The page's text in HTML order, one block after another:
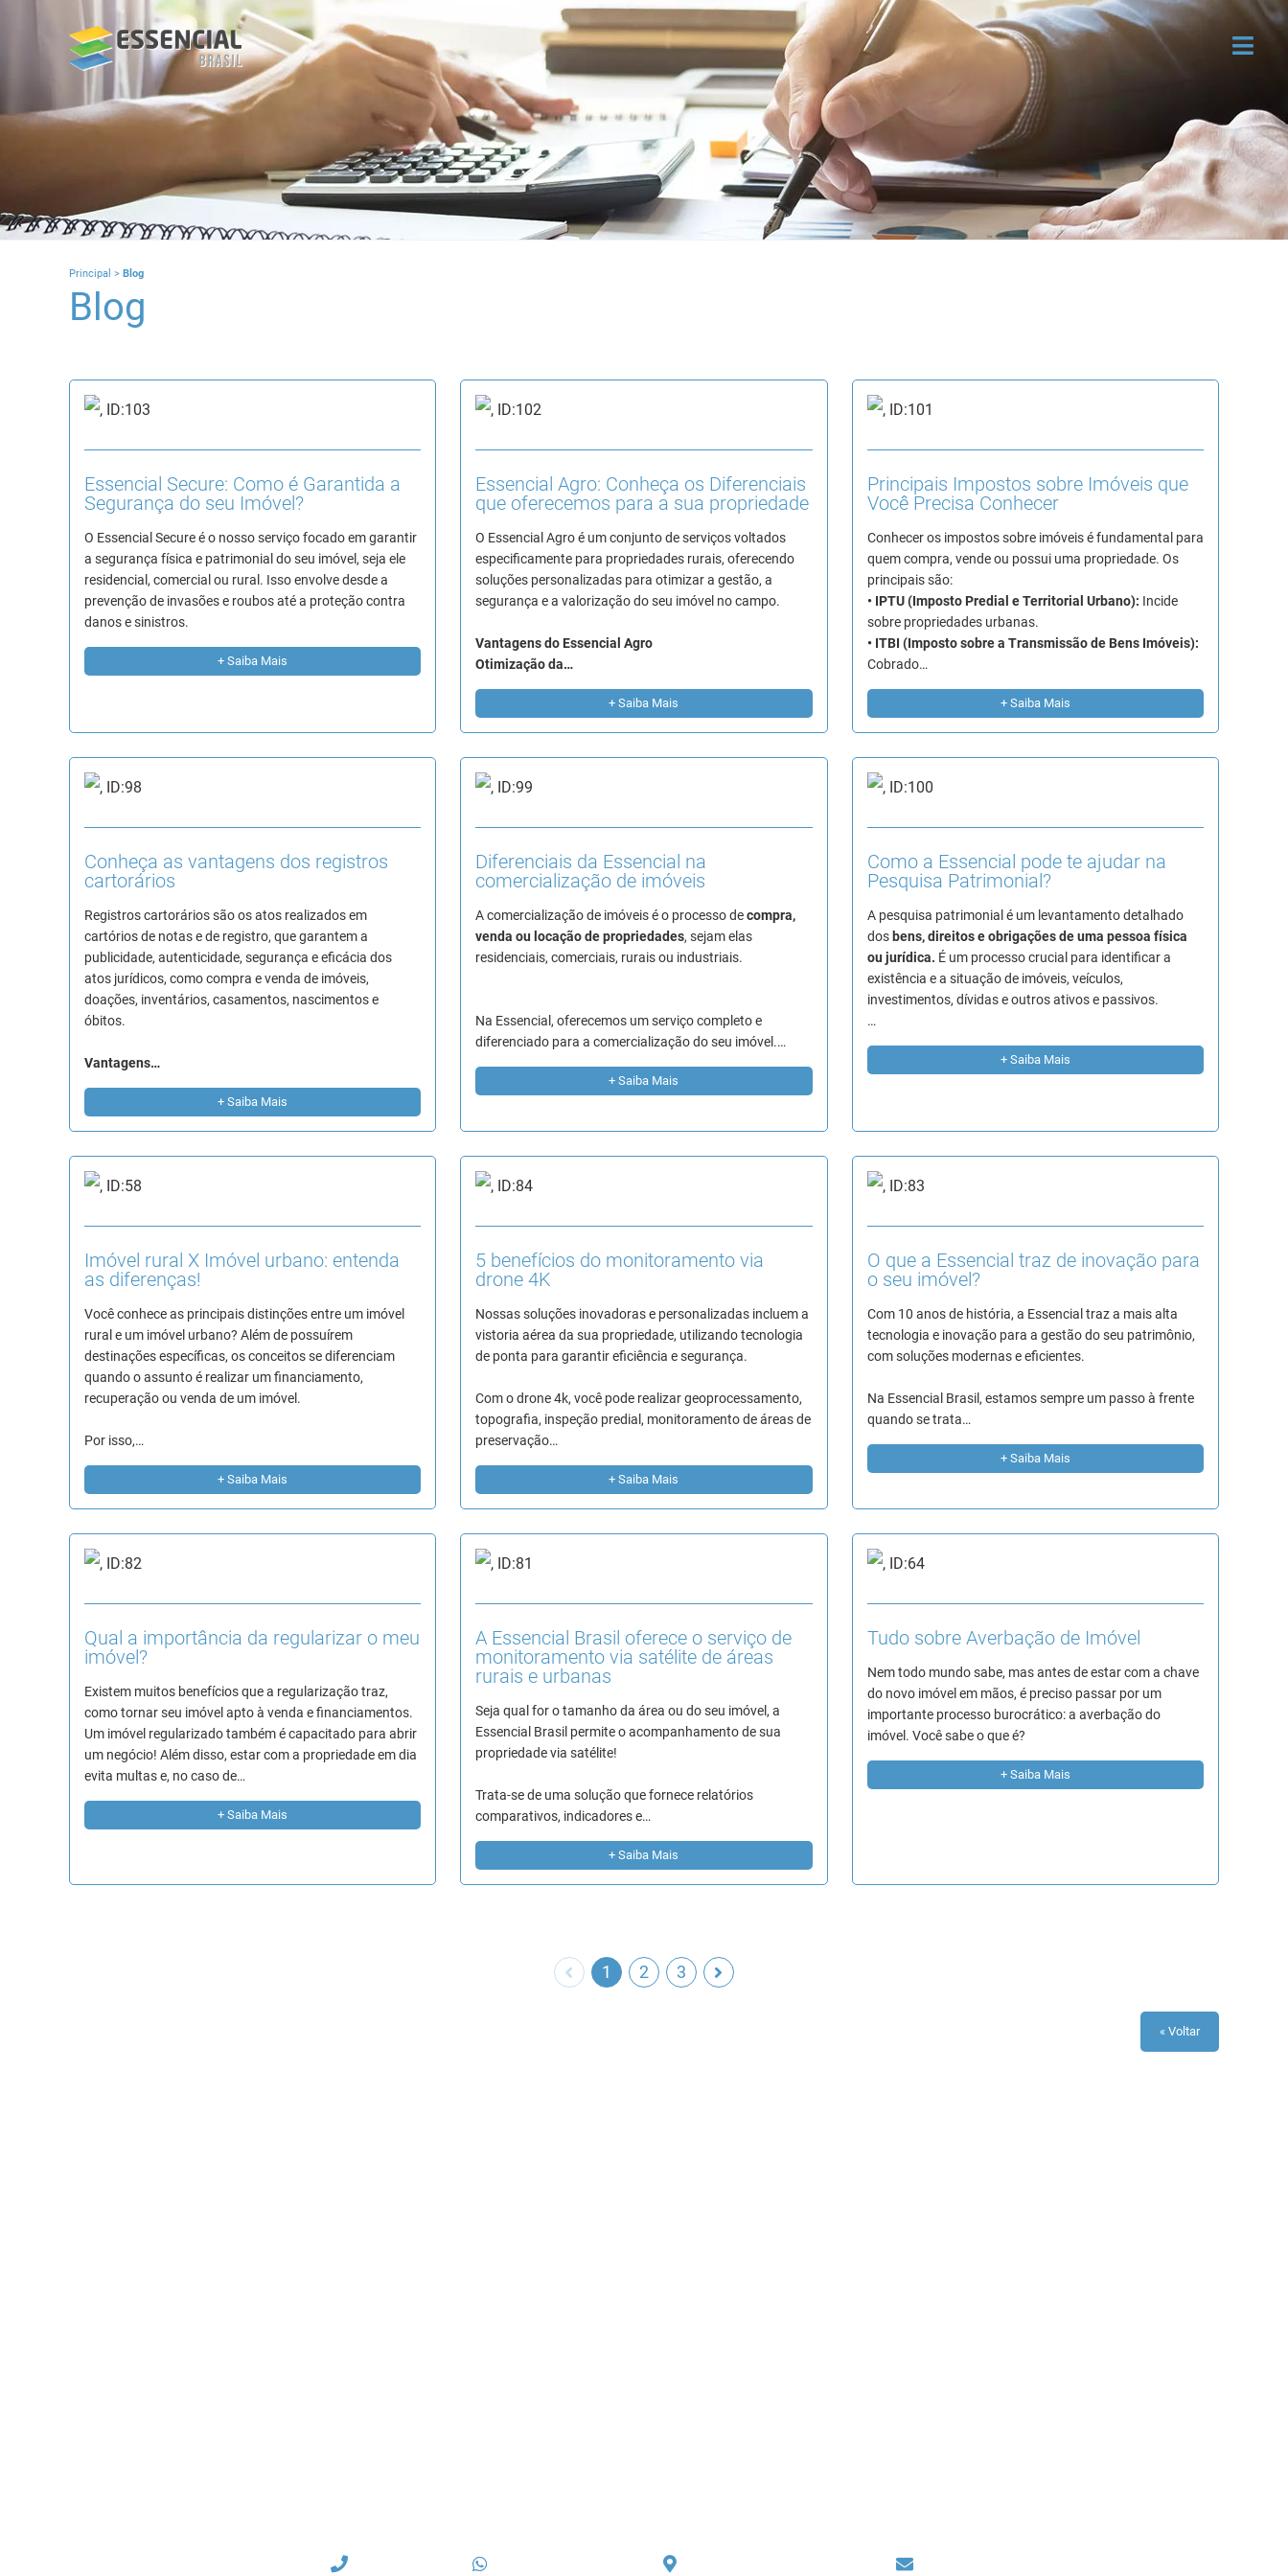
Principal > Blog
Blog
Essencial Secure: Como é Garantida a
Segurança do seu Imóvel?
O Essencial Secure é o nosso serviço focado em garantir
a segurança física e patrimonial do seu imóvel, seja ele
residencial, comercial ou rural. Isso envolve desde a
prevenção de invasões e roubos até a proteção contra
danos e sinistros.
+ Saiba Mais
Essencial Agro: Conheça os Diferenciais
que oferecemos para a sua propriedade
O Essencial Agro é um conjunto de serviços voltados
especificamente para propriedades rurais, oferecendo
soluções personalizadas para otimizar a gestão, a
segurança e a valorização do seu imóvel no campo.
Vantagens do Essencial Agro
Otimização da…
+ Saiba Mais
Principais Impostos sobre Imóveis que
Você Precisa Conhecer
Conhecer os impostos sobre imóveis é fundamental para
quem compra, vende ou possui uma propriedade. Os
principais são:
• IPTU (Imposto Predial e Territorial Urbano): Incide
sobre propriedades urbanas.
• ITBI (Imposto sobre a Transmissão de Bens Imóveis):
Cobrado…
+ Saiba Mais
Conheça as vantagens dos registros
cartorários
Registros cartorários são os atos realizados em
cartórios de notas e de registro, que garantem a
publicidade, autenticidade, segurança e eficácia dos
atos jurídicos, como compra e venda de imóveis,
doações, inventários, casamentos, nascimentos e
óbitos.
Vantagens…
+ Saiba Mais
Diferenciais da Essencial na
comercialização de imóveis
A comercialização de imóveis é o processo decompra,
venda ou locação de propriedades, sejam elas
residenciais, comerciais, rurais ou industriais.
Na Essencial, oferecemos um serviço completo e
diferenciado para a comercialização do seu imóvel.…
+ Saiba Mais
Como a Essencial pode te ajudar na
Pesquisa Patrimonial?
A pesquisa patrimonial é um levantamento detalhado
dos bens, direitos e obrigações de uma pessoa física
ou jurídica. É um processo crucial para identificar a
existência e a situação de imóveis, veículos,
investimentos, dívidas e outros ativos e passivos.
…
+ Saiba Mais
Imóvel rural X Imóvel urbano: entenda
as diferenças!
Você conhece as principais distinções entre um imóvel
rural e um imóvel urbano? Além de possuírem
destinações específicas, os conceitos se diferenciam
quando o assunto é realizar um financiamento,
recuperação ou venda de um imóvel.
Por isso,…
+ Saiba Mais
5 benefícios do monitoramento via
drone 4K
Nossas soluções inovadoras e personalizadas incluem a
vistoria aérea da sua propriedade, utilizando tecnologia
de ponta para garantir eficiência e segurança.
Com o drone 4k, você pode realizar geoprocessamento,
topografia, inspeção predial, monitoramento de áreas de
preservação…
+ Saiba Mais
O que a Essencial traz de inovação para
o seu imóvel?
Com 10 anos de história, a Essencial traz a mais alta
tecnologia e inovação para a gestão do seu patrimônio,
com soluções modernas e eficientes.
Na Essencial Brasil, estamos sempre um passo à frente
quando se trata…
+ Saiba Mais
Qual a importância da regularizar o meu
imóvel?
Existem muitos benefícios que a regularização traz,
como tornar seu imóvel apto à venda e financiamentos.
Um imóvel regularizado também é capacitado para abrir
um negócio! Além disso, estar com a propriedade em dia
evita multas e, no caso de…
+ Saiba Mais
A Essencial Brasil oferece o serviço de
monitoramento via satélite de áreas
rurais e urbanas
Seja qual for o tamanho da área ou do seu imóvel, a
Essencial Brasil permite o acompanhamento de sua
propriedade via satélite!
Trata-se de uma solução que fornece relatórios
comparativos, indicadores e…
+ Saiba Mais
Tudo sobre Averbação de Imóvel
Nem todo mundo sabe, mas antes de estar com a chave
do novo imóvel em mãos, é preciso passar por um
importante processo burocrático: a averbação do
imóvel. Você sabe o que é?
+ Saiba Mais
1 2 3
« Voltar